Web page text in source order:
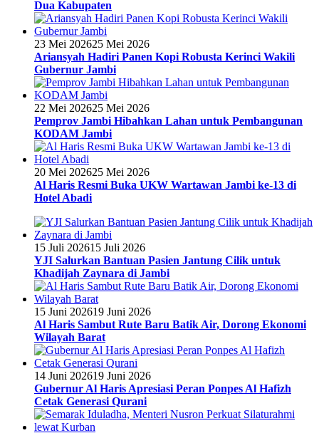
Dua Kabupaten
23 Mei 202625 Mei 2026
Ariansyah Hadiri Panen Kopi Robusta Kerinci Wakili
Gubernur Jambi
22 Mei 202625 Mei 2026
Pemprov Jambi Hibahkan Lahan untuk Pembangunan
KODAM Jambi
20 Mei 202625 Mei 2026
Al Haris Resmi Buka UKW Wartawan Jambi ke-13 di
Hotel Abadi
15 Juli 202615 Juli 2026
YJI Salurkan Bantuan Pasien Jantung Cilik untuk
Khadijah Zaynara di Jambi
15 Juni 202619 Juni 2026
Al Haris Sambut Rute Baru Batik Air, Dorong Ekonomi
Wilayah Barat
14 Juni 202619 Juni 2026
Gubernur Al Haris Apresiasi Peran Ponpes Al Hafizh
Cetak Generasi Qurani